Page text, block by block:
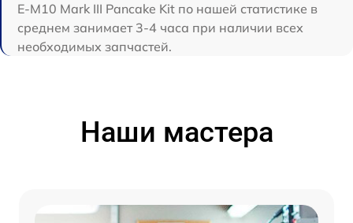
E-M10 Mark III Pancake Kit по нашей статистике в
среднем занимает 3-4 часа при наличии всех
необходимых запчастей.
Наши мастера